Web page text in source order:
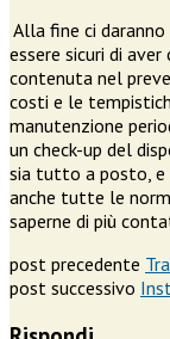
Alla fine ci
essere sicuri di
contenuta nel
costi e le
manutenzione
un check-up del
sia tutto a posto, e
anche tutte le
saperne di più
post precedente
post successivo